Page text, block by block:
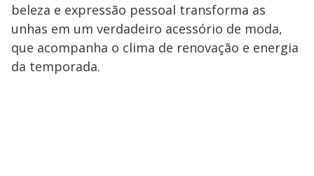
beleza e expressão pessoal transforma as
unhas em um verdadeiro acessório de moda,
que acompanha o clima de renovação e energia
da temporada.